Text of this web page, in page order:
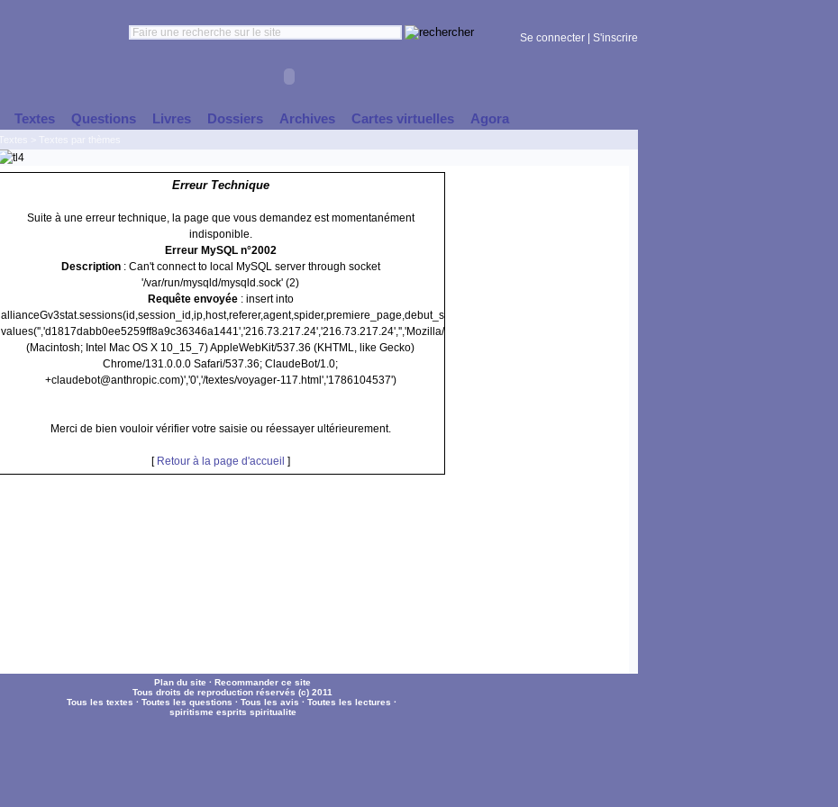
Se connecter S'inscrire
Textes Questions Livres Dossiers Archives Cartes virtuelles Agora
Erreur Technique
Suite à une erreur technique, la page que vous demandez est momentanément
indisponible.
Erreur MySQL n°2002
Description: Can't connect to local MySQL server through socket
'/var/run/mysqld/mysqld.sock' (2)
Requête envoyée: insert into
allianceGv3stat.sessions(id,session_id,ip,host,referer,agent,spider,premiere_page,debut_session)
values('','d1817dabb0ee5259ff8a9c36346a1441','216.73.217.24','216.73.217.24','','Mozilla/5.0
(Macintosh; Intel Mac OS X 10_15_7) AppleWebKit/537.36 (KHTML, like Gecko)
Chrome/131.0.0.0 Safari/537.36; ClaudeBot/1.0;
+claudebot@anthropic.com)','0','/textes/voyager-117.html','1786104537')
Merci de bien vouloir vérifier votre saisie ou réessayer ultérieurement.
[ Retour à la page d'accueil ]
Plan du site · Recommander ce site
Tous droits de reproduction réservés (c) 2011
Tous les textes · Toutes les questions · Tous les avis · Toutes les lectures ·
spiritisme esprits spiritualite